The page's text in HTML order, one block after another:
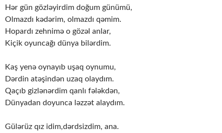
Hər gün gözləyirdim doğum günümü,
Olmazdı kədərim, olmazdı qəmim.
Hopardı zehnimə o gözəl anlar,
Kiçik oyuncağı dünya bilərdim.
Kaş yenə oynayıb uşaq oynumu,
Dərdin atəşindən uzaq olaydım.
Qaçıb gizlənərdim qanlı fələkdən,
Dünyadan doyunca ləzzət alaydım.
Gülərüz qız idim,dərdsizdim, ana.